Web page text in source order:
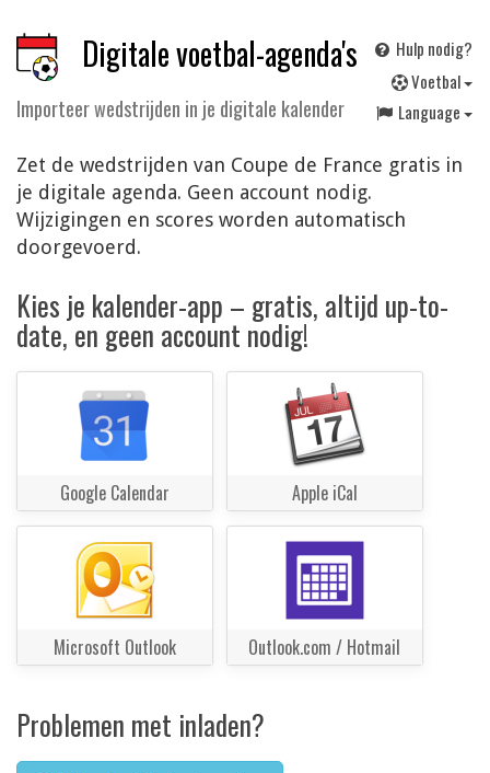
Digitale voetbal-agenda's
Importeer wedstrijden in je digitale kalender
Hulp nodig?
Voetbal
Language
Zet de wedstrijden van Coupe de France gratis in
je digitale agenda. Geen account nodig.
Wijzigingen en scores worden automatisch
doorgevoerd.
Kies je kalender-app – gratis, altijd up-to-
date, en geen account nodig!
Google Calendar Apple iCal
Microsoft Outlook Outlook.com / Hotmail
Problemen met inladen?